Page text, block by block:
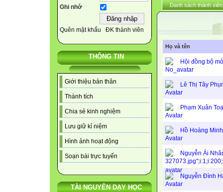
Ghi nhớ
Quên mật khẩu ĐK thành viên
THÔNG TIN
Giới thiệu bản thân
Thành tích
Chia sẻ kinh nghiệm
Lưu giữ kỉ niệm
Hình ảnh hoạt động
Soạn bài trực tuyến
TÀI NGUYÊN DẠY HỌC
Danh sách thành
Họ và tên
Hội đồng bộ
Lê Thị Tây
Phạm Xuân
Hồ Hoàng Minh
Nguyễn Ái
Nguyễn Đình